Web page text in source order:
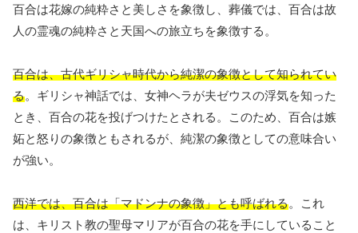
百合は花嫁の純粋さと美しさを象徴し、葬儀では、百合は故
人の霊魂の純粋さと天国への旅立ちを象徴する。
百合は、古代ギリシャ時代から純潔の象徴として知られてい
る。ギリシャ神話では、女神ヘラが夫ゼウスの浮気を知った
とき、百合の花を投げつけたとされる。このため、百合は嫉
妬と怒りの象徴ともされるが、純潔の象徴としての意味合い
が強い。
西洋では、百合は「マドンナの象徴」とも呼ばれる。これ
は、キリスト教の聖母マリアが百合の花を手にしていること